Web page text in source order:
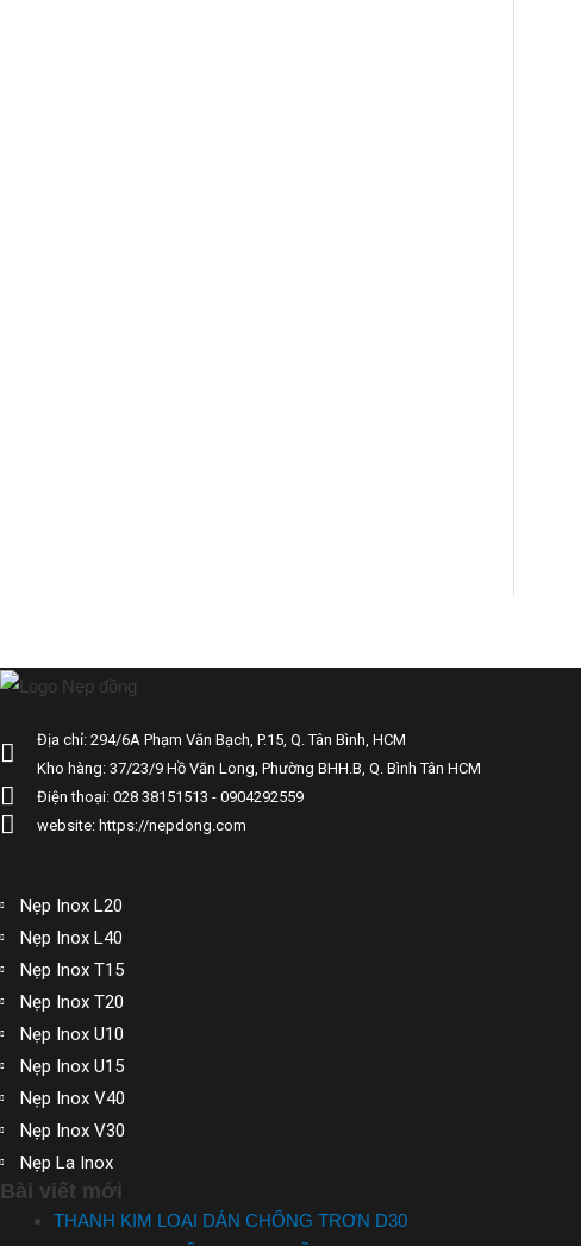
Địa chỉ: 294/6A Phạm Văn Bạch, P.15, Q. Tân Bình, HCM
Kho hàng: 37/23/9 Hồ Văn Long, Phường BHH.B, Q. Bình Tân HCM
Điện thoại: 028 38151513 - 0904292559
website: https://nepdong.com
Nẹp Inox L20
Nẹp Inox L40
Nẹp Inox T15
Nẹp Inox T20
Nẹp Inox U10
Nẹp Inox U15
Nẹp Inox V40
Nẹp Inox V30
Nẹp La Inox
Bài viết mới
THANH KIM LOẠI DÁN CHỐNG TRƠN D30